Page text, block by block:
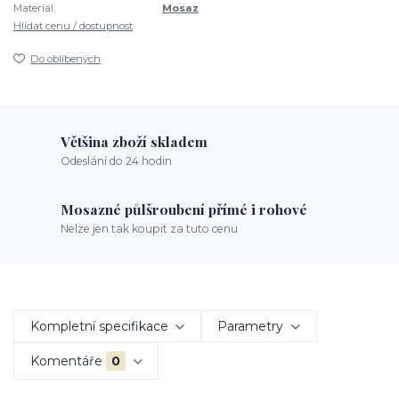
Materiál:
Mosaz
Hlídat cenu / dostupnost
Do oblíbených
Většina zboží skladem
Odeslání do 24 hodin
Mosazné půlšroubení přímé i rohové
Nelze jen tak koupit za tuto cenu
Kompletní specifikace Parametry
Komentáře 0